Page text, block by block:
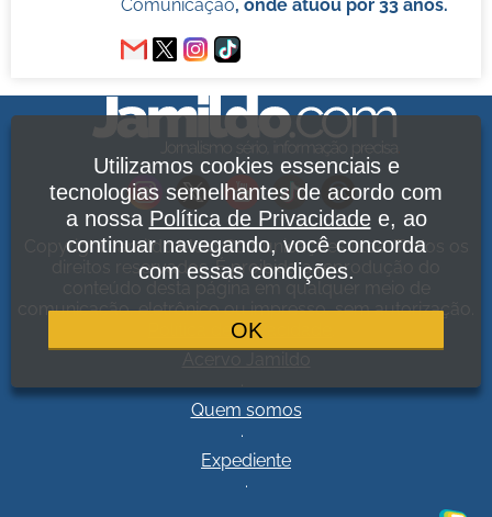
Comunicação, onde atuou por 33 anos.
Copyright Jamildo Melo Comunicações Ltda. Todos os
direitos reservados. É proibida a reprodução do
conteúdo desta página em qualquer meio de
comunicação, eletrônico ou impresso, sem autorização.
Política de Privacidade
Quem somos
.
Expediente
.
Utilizamos cookies essenciais e
tecnologias semelhantes de acordo com
a nossa Política de Privacidadee, ao
continuar navegando, você concorda
com essas condições.
OK